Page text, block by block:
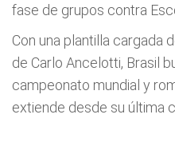
fase de grupos contra
Con una plantilla cargada
de Carlo Ancelotti, Brasil
campeonato mundial y
extiende desde su última